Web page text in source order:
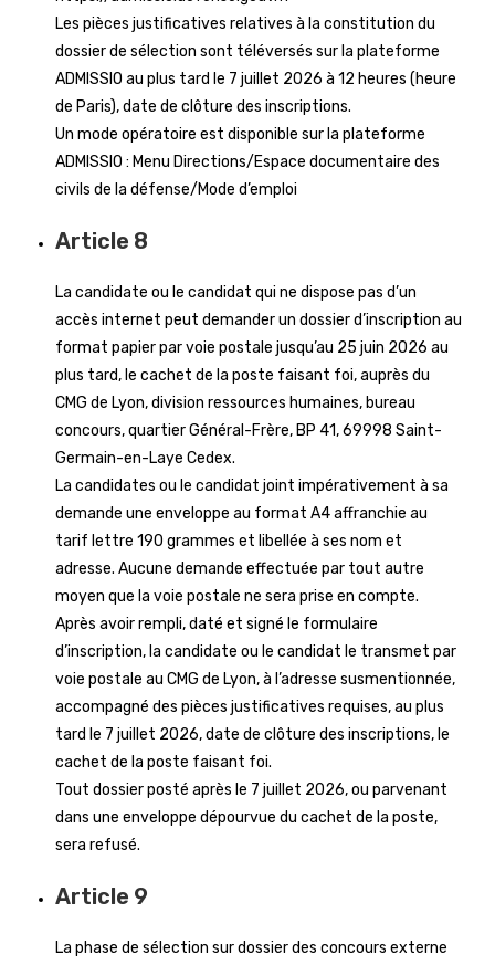
Les pièces justificatives relatives à la constitution du
dossier de sélection sont téléversés sur la plateforme
ADMISSIO au plus tard le 7 juillet 2026 à 12 heures (heure
de Paris), date de clôture des inscriptions.
Un mode opératoire est disponible sur la plateforme
ADMISSIO : Menu Directions/Espace documentaire des
civils de la défense/Mode d’emploi
Article 8
La candidate ou le candidat qui ne dispose pas d’un
accès internet peut demander un dossier d’inscription au
format papier par voie postale jusqu’au 25 juin 2026 au
plus tard, le cachet de la poste faisant foi, auprès du
CMG de Lyon, division ressources humaines, bureau
concours, quartier Général-Frère, BP 41, 69998 Saint-
Germain-en-Laye Cedex.
La candidates ou le candidat joint impérativement à sa
demande une enveloppe au format A4 affranchie au
tarif lettre 190 grammes et libellée à ses nom et
adresse. Aucune demande effectuée par tout autre
moyen que la voie postale ne sera prise en compte.
Après avoir rempli, daté et signé le formulaire
d’inscription, la candidate ou le candidat le transmet par
voie postale au CMG de Lyon, à l’adresse susmentionnée,
accompagné des pièces justificatives requises, au plus
tard le 7 juillet 2026, date de clôture des inscriptions, le
cachet de la poste faisant foi.
Tout dossier posté après le 7 juillet 2026, ou parvenant
dans une enveloppe dépourvue du cachet de la poste,
sera refusé.
Article 9
La phase de sélection sur dossier des concours externe